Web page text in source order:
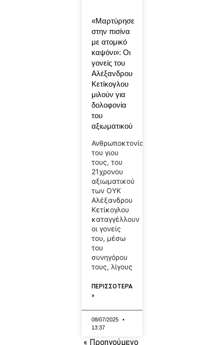
«Μαρτύρησε
στην πισίνα
με ατομικό
καψόνι»: Οι
γονείς του
Αλέξανδρου
Κετίκογλου
μιλούν για
δολοφονία
του
αξιωματικού
Ανθρωποκτονία
του γιου
τους, του
21χρονου
αξιωματικού
των ΟΥΚ
Αλέξανδρου
Κετίκογλου
καταγγέλλουν
οι γονείς
του, μέσω
του
συνηγόρου
τους, λίγους
ΠΕΡΙΣΣΟΤΕΡΑ
»
08/07/2025
13:37
« Προηγούμενο